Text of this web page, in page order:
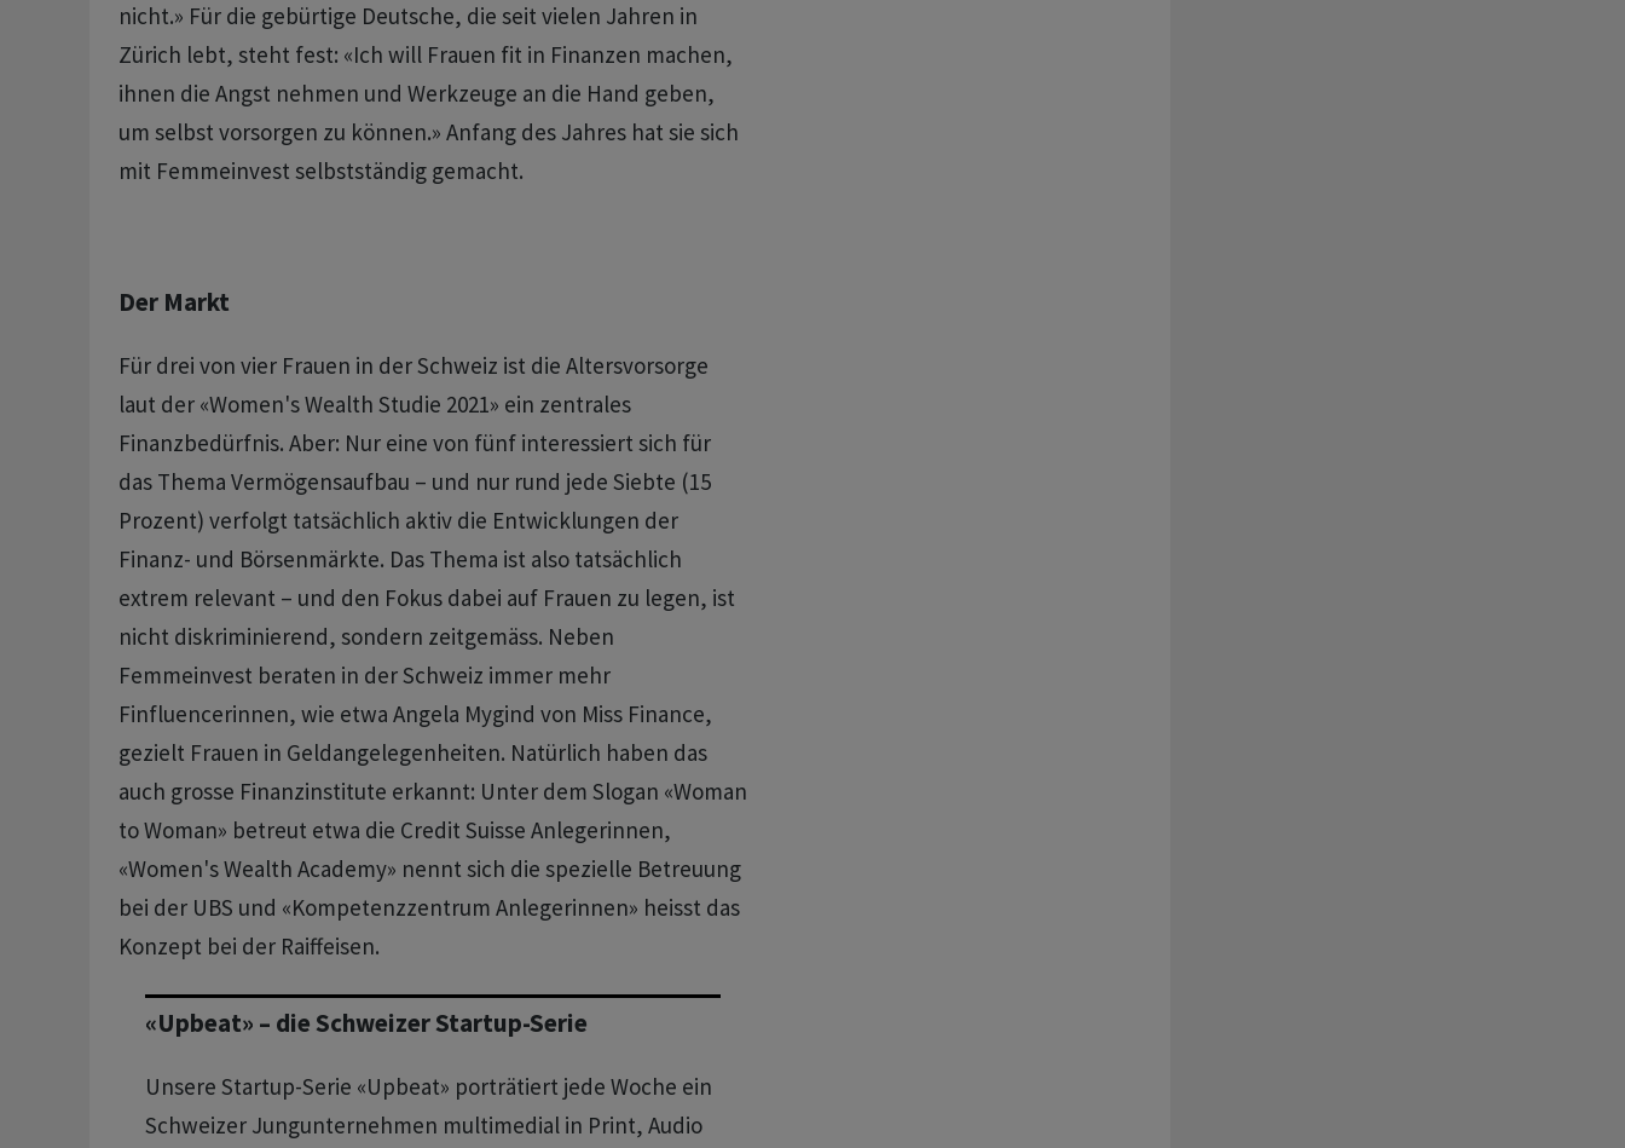
nicht.» Für die gebürtige Deutsche, die seit vielen Jahren in
Zürich lebt, steht fest: «Ich will Frauen fit in Finanzen machen,
ihnen die Angst nehmen und Werkzeuge an die Hand geben,
um selbst vorsorgen zu können.» Anfang des Jahres hat sie sich
mit Femmeinvest selbstständig gemacht.
Der Markt
Für drei von vier Frauen in der Schweiz ist die Altersvorsorge
laut der «Women's Wealth Studie 2021» ein zentrales
Finanzbedürfnis. Aber: Nur eine von fünf interessiert sich für
das Thema Vermögensaufbau – und nur rund jede Siebte (15
Prozent) verfolgt tatsächlich aktiv die Entwicklungen der
Finanz- und Börsenmärkte. Das Thema ist also tatsächlich
extrem relevant – und den Fokus dabei auf Frauen zu legen, ist
nicht diskriminierend, sondern zeitgemäss. Neben
Femmeinvest beraten in der Schweiz immer mehr
Finfluencerinnen, wie etwa Angela Mygind von Miss Finance,
gezielt Frauen in Geldangelegenheiten. Natürlich haben das
auch grosse Finanzinstitute erkannt: Unter dem Slogan «Woman
to Woman» betreut etwa die Credit Suisse Anlegerinnen,
«Women's Wealth Academy» nennt sich die spezielle Betreuung
bei der UBS und «Kompetenzzentrum Anlegerinnen» heisst das
Konzept bei der Raiffeisen.
«Upbeat» – die Schweizer Startup-Serie
Unsere Startup-Serie «Upbeat» porträtiert jede Woche ein
Schweizer Jungunternehmen multimedial in Print, Audio